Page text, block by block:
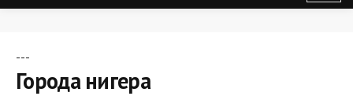
меню
---
Города нигера